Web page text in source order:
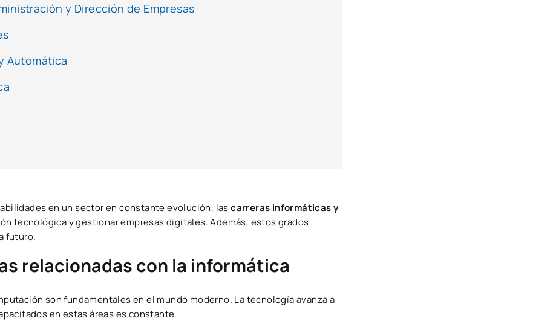
y Dirección de Empresas
Automática
en un sector en constante evolución, lascarreras informáticas y
tecnológica y gestionar empresas digitales. Además, estos grados
futuro.
relacionadas con la informática
son fundamentales en el mundo moderno. La tecnología avanza a
en estas áreas es constante.